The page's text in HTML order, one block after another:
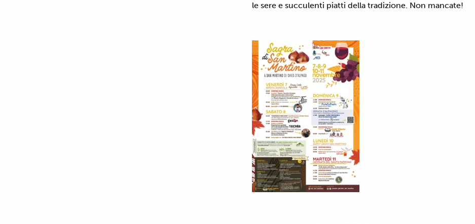
le sere e succulenti piatti della tradizione. Non mancate!